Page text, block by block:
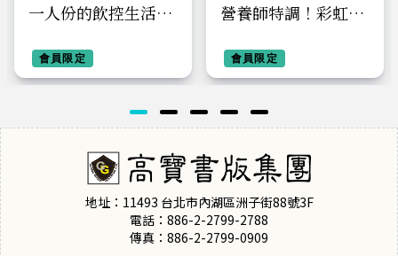
一人份的飲控生活提
速備餐食譜29道╳從
小吃店到便利商店的
選食技巧，平衡健康
與口慾的飲控全攻略
會員限定
營養師特調！彩虹排
食譜+14天排毒計畫
+7彩情緒解析，輕鬆
找回身心平衡【附巴
哈花精療癒情緒對照
表】
會員限定
地址：11493 台北市內湖區洲子街88號3F
電話：886-2-2799-2788
傳真：886-2-2799-0909